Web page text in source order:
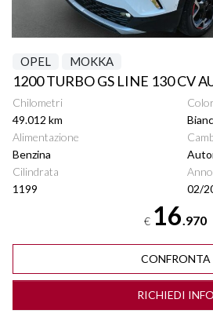
OPEL MOKKA
1200 TURBO GS LINE 130 CV
Chilometri
49.012 km
Alimentazione
Benzina
Cilindrata
1199
Anno
02/
€ 16.970
CONFRONTA
RICHIEDI INFO